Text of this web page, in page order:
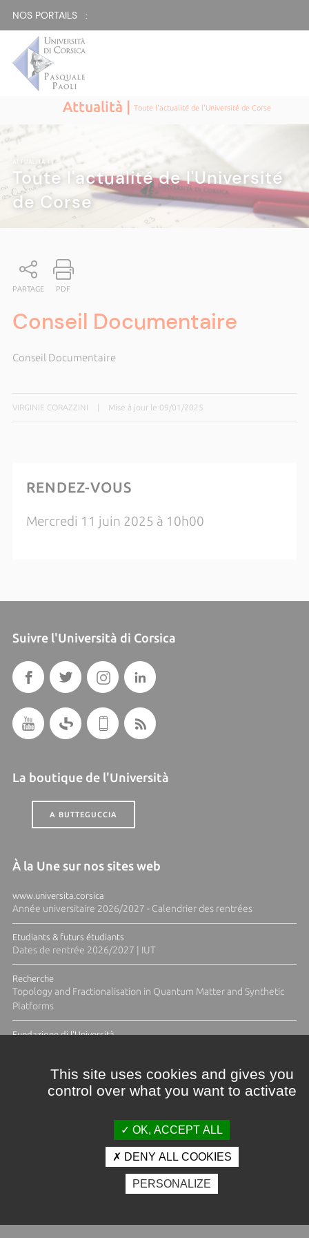
NOS PORTAILS :
Attualità |Toute l'actualité de l'Université de Corse
ATTUALITÀ|
Toute l'actualité de l'Université
de Corse
PARTAGE PDF
Conseil Documentaire
Conseil Documentaire
VIRGINIE CORAZZINI Mise à jour le 09/01/2025
RENDEZ-VOUS
Mercredi 11 juin 2025 à 10h00
Suivre l'Università di Corsica
La boutique de l'Università
A BUTTEGUCCIA
À la Une sur nos sites web
www.universita.corsica
Année universitaire 2026/2027 - Calendrier des rentrées
Etudiants & futurs étudiants
Dates de rentrée 2026/2027 | IUT
Recherche
Topology and Fractionalisation in Quantum Matter and Synthetic
Platforms
Fundazione di l'Università
Crédits et mentions légales
Espace presse
Photothèque
This site uses cookies and gives you
control over what you want to activate
OK, ACCEPT ALL
DENY ALL COOKIES
PERSONALIZE